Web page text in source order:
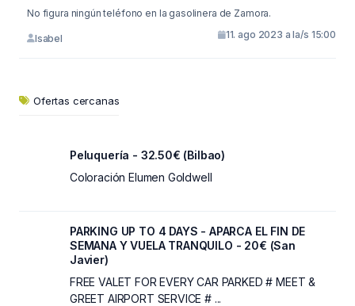
No figura ningún teléfono en la gasolinera de Zamora.
Isabel 11. ago 2023 a la/s 15:00
Ofertas cercanas
Peluquería - 32.50€ (Bilbao)
Coloración Elumen Goldwell
PARKING UP TO 4 DAYS - APARCA EL FIN DE
SEMANA Y VUELA TRANQUILO - 20€ (San
Javier)
FREE VALET FOR EVERY CAR PARKED # MEET &
GREET AIRPORT SERVICE # ...